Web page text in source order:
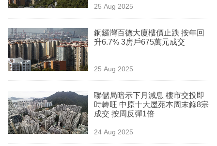
商
業
科
技
職
場
生
25 Aug 2025
銅鑼灣百德大廈樓價止跌 按年回
升6.7% 3房戶675萬元成交
25 Aug 2025
聯儲局暗示下月減息 樓市交投即
時轉旺 中原十大屋苑本周末錄8宗
成交 按周反彈1倍
24 Aug 2025